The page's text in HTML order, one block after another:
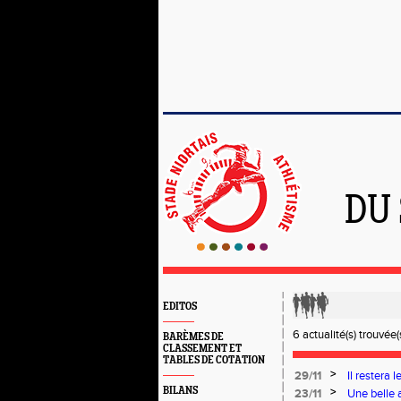
EDITOS
BARÈMES DE
CLASSEMENT ET
TABLES DE COTATION
BILANS
6 actualité(s)
29/11 >
Il restera
23/11 >
Une belle